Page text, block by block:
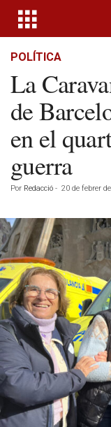
POLÍTICA
La
de
en el
guerra
Por Redacció - 20 de febrer